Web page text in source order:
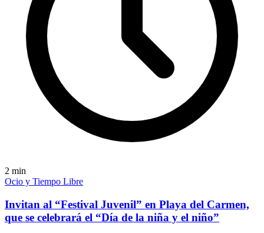
2 min
Ocio y Tiempo Libre
Invitan al “Festival Juvenil” en Playa del Carmen,
que se celebrará el “Día de la niña y el niño”